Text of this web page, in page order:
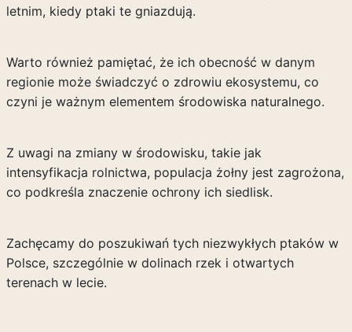
letnim, kiedy ptaki te gniazdują.
Warto również pamiętać, że ich obecność w danym
regionie może świadczyć o zdrowiu ekosystemu, co
czyni je ważnym elementem środowiska naturalnego.
Z uwagi na zmiany w środowisku, takie jak
intensyfikacja rolnictwa, populacja żołny jest zagrożona,
co podkreśla znaczenie ochrony ich siedlisk.
Zachęcamy do poszukiwań tych niezwykłych ptaków w
Polsce, szczególnie w dolinach rzek i otwartych
terenach w lecie.